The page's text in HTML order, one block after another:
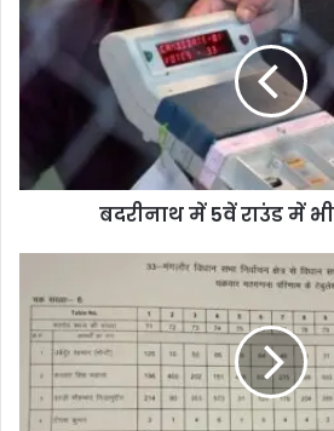
बदरीनाथ में 5वें राउंड में